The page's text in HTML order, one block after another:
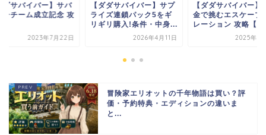
ダサバイバー】サバ
ーチーム成立記念 攻
2023年7月22日
【ダダサバイバー】サプ
ライズ連鎖パック5をギ
リギリ購入!条件・中身...
2026年4月11日
【ダダサバイバー】
金で挑むエスケープ
レーション 攻略【
2025年9
冒険家エリオットの千年物語は買い？評
価・予約特典・エディションの違いま
と...